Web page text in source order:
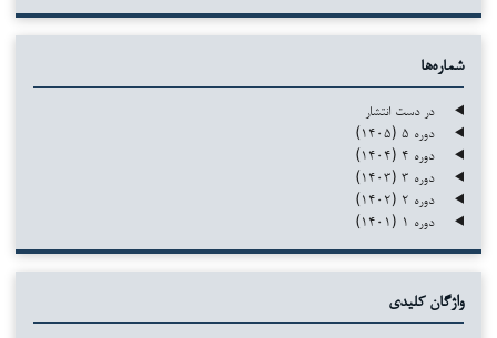
شماره‌ها
در دست انتشار
دوره ۵ (۱۴۰۵)
دوره ۴ (۱۴۰۴)
دوره ۳ (۱۴۰۳)
دوره ۲ (۱۴۰۲)
دوره ۱ (۱۴۰۱)
واژگان کلیدی